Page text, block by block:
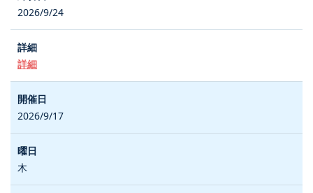
2026/9/24
詳細
2026/9/17
木